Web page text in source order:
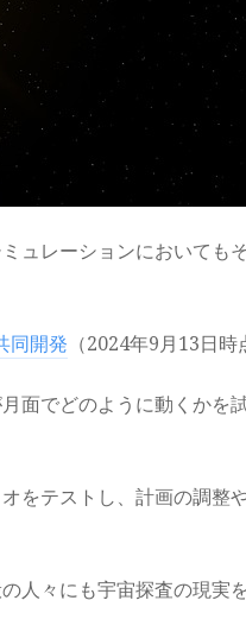
ュレーションにおいても
同開発 （2024年9月13日時
面でどのように動くかを
をテストし、計画の調整
人々にも宇宙探査の現実